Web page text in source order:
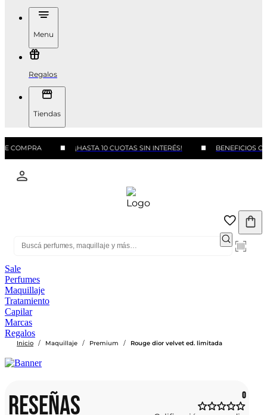
Menu
Regalos
Tiendas
COMPRA ¡HASTA 10 CUOTAS SIN INTERÉS! BENEFICIOS
Sale
Perfumes
Maquillaje
Tratamiento
Capilar
Marcas
Regalos
Inicio / Maquillaje / Premium / Rouge dior velvet ed. limitada
RESEÑAS 0